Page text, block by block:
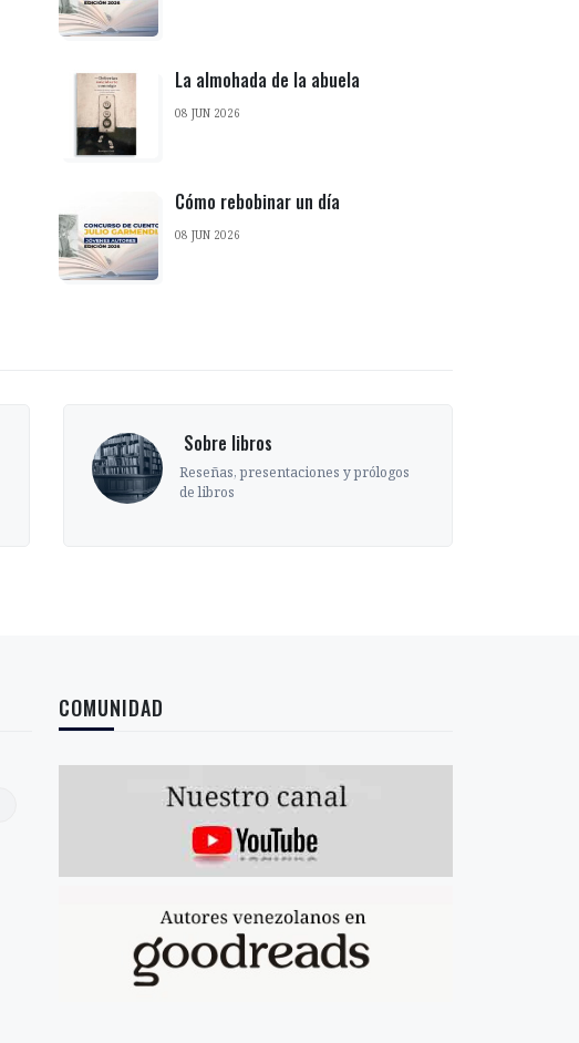
La almohada de la abuela
08 JUN 2026
Cómo rebobinar un día
08 JUN 2026
‎ Sobre libros
Reseñas, presentaciones y prólogos
de libros
COMUNIDAD